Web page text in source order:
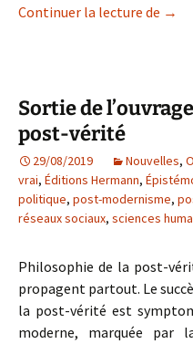
Continuer la lecture de →
Sortie de
post-vérité
29/08/2019 Nouvelles,
vrai, Éditions Hermann,
politique, post-modernisme,
réseaux sociaux, sciences
Philosophie de la post-
propagent partout. Le
la post-vérité est
moderne, marquée par